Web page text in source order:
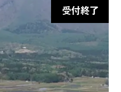
受付終了